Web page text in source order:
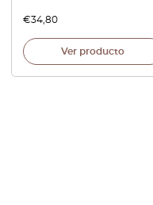
€34,80
Ver producto